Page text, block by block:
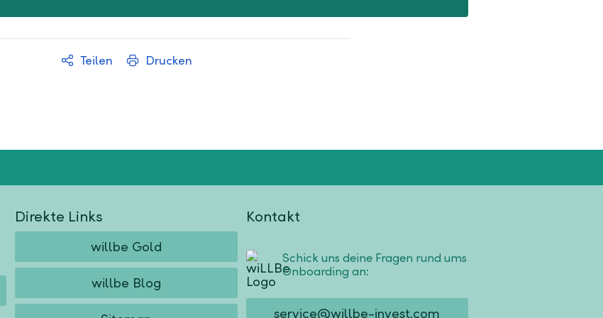
Teilen Drucken
Kontakt
Schick uns deine Fragen rund ums
Onboarding an:
service@willbe-invest.com
Direkte Links
willbe Gold
willbe Blog